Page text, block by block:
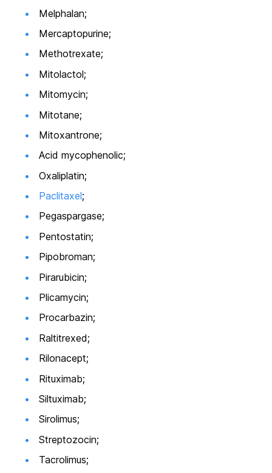
Melphalan;
Mercaptopurine;
Methotrexate;
Mitolactol;
Mitomycin;
Mitotane;
Mitoxantrone;
Acid mycophenolic;
Oxaliplatin;
Paclitaxel;
Pegaspargase;
Pentostatin;
Pipobroman;
Pirarubicin;
Plicamycin;
Procarbazin;
Raltitrexed;
Rilonacept;
Rituximab;
Siltuximab;
Sirolimus;
Streptozocin;
Tacrolimus;